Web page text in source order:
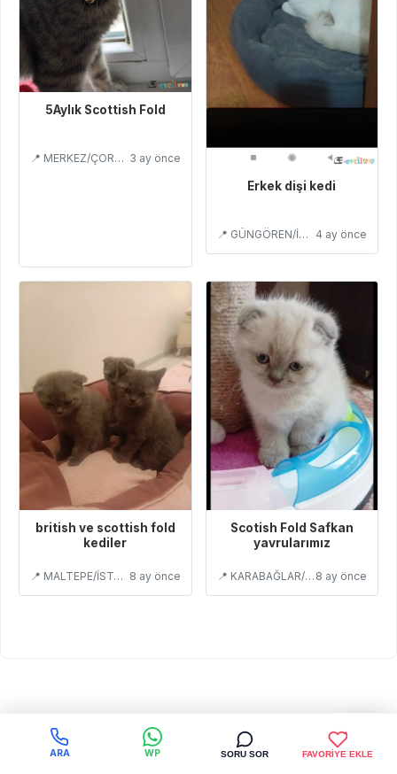
5Aylık Scottish Fold
📍 MERKEZ/ÇORUM 3 ay önce
Erkek dişi kedi
📍 GÜNGÖREN/İSTANBUL 4 ay önce
british ve scottish fold
kediler
📍 MALTEPE/İSTANBUL 8 ay önce
Scotish Fold Safkan
yavrularımız
📍 KARABAĞLAR/İZMİR 8 ay önce
ARA WP SORU SOR FAVORİYE EKLE